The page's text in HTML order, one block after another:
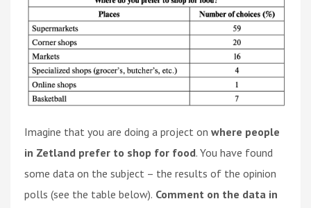
Imagine that you are doing a project on where people
in Zetland prefer to shop for food. You have found
some data on the subject – the results of the opinion
polls (see the table below). Comment on the data in